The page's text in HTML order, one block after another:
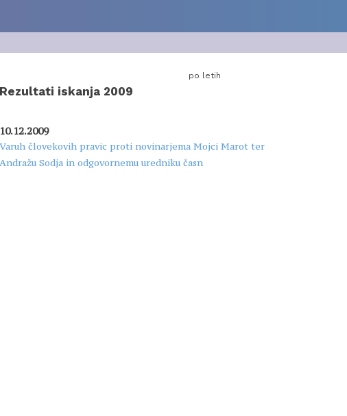
Rezultati iskanja 2009
po letih
10.12.2009
Varuh človekovih pravic proti novinarjema Mojci Marot ter
Andražu Sodja in odgovornemu uredniku časn